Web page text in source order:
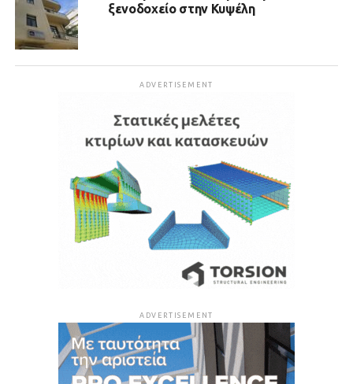
ξενοδοχείο στην Κυψέλη
ADVERTISEMENT
ADVERTISEMENT